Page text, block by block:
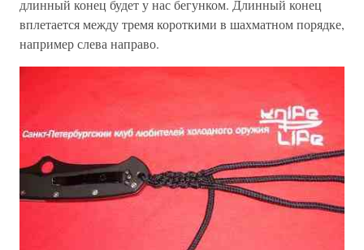
длинный конец будет у нас бегунком. Длинный конец
вплетается между тремя короткими в шахматном порядке,
например слева направо.